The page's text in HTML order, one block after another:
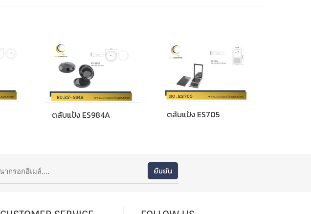
ตลับแป้ง ES984A ตลับแป้ง ES705